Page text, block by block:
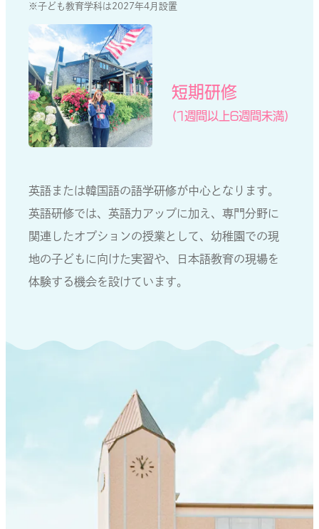
※子ども教育学科は2027年4月設置
短期研修
（1週間以上6週間未満）
英語または韓国語の語学研修が中心となります。
英語研修では、英語力アップに加え、専門分野に
関連したオプションの授業として、幼稚園での現
地の子どもに向けた実習や、日本語教育の現場を
体験する機会を設けています。